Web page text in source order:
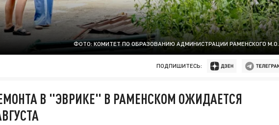
ФОТО: КОМИТЕТ ПО ОБРАЗОВАНИЮ АДМИНИСТРАЦИИ РАМЕНСКОГО М.О.
ПОДПИШИТЕСЬ:
В "ЭВРИКЕ" В РАМЕНСКОМ ОЖИДАЕТСЯ